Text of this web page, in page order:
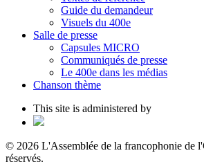
Guide du demandeur
Visuels du 400e
Salle de presse
Capsules MICRO
Communiqués de presse
Le 400e dans les médias
Chanson thème
This site is administered by
© 2026 L'Assemblée de la francophonie de
réservés.